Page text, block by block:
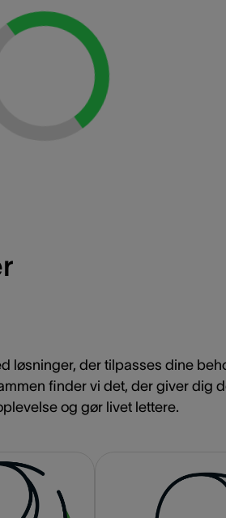
løsninger, der tilpasses dine
finder vi det, der giver dig
og gør livet lettere.